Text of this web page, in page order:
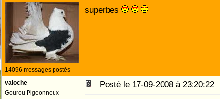
14096 messages postés
superbes
valoche
Gourou Pigeonneux
Posté le 17-09-2008 à